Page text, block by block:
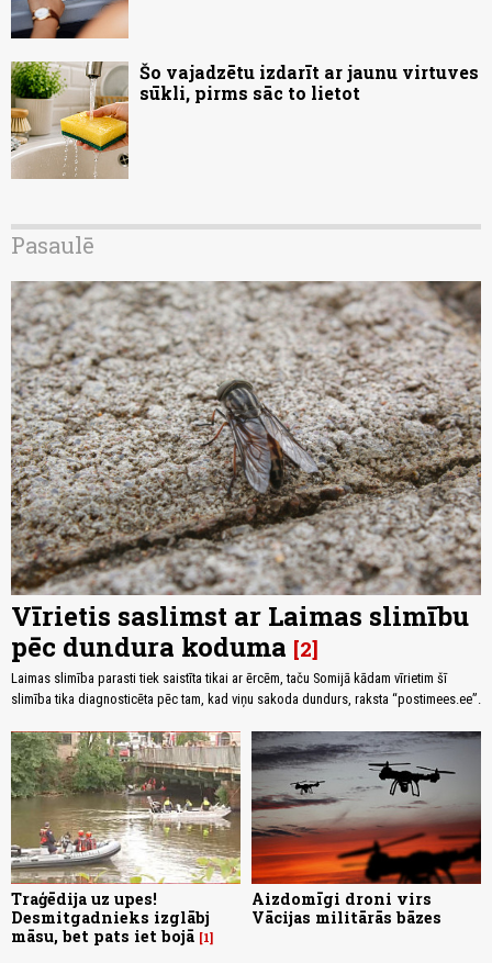
Šo vajadzētu izdarīt ar jaunu virtuves
sūkli, pirms sāc to lietot
Pasaulē
Vīrietis saslimst ar Laimas slimību
pēc dundura koduma 2
Laimas slimība parasti tiek saistīta tikai ar ērcēm, taču Somijā kādam vīrietim šī
slimība tika diagnosticēta pēc tam, kad viņu sakoda dundurs, raksta “postimees.ee”.
Traģēdija uz upes!
Desmitgadnieks izglābj
māsu, bet pats iet bojā 1
Aizdomīgi droni virs
Vācijas militārās bāzes